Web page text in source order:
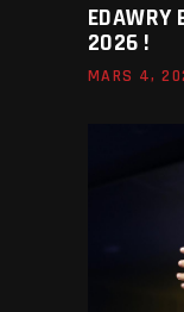
EDAWRY
2026 !
MARS 4,